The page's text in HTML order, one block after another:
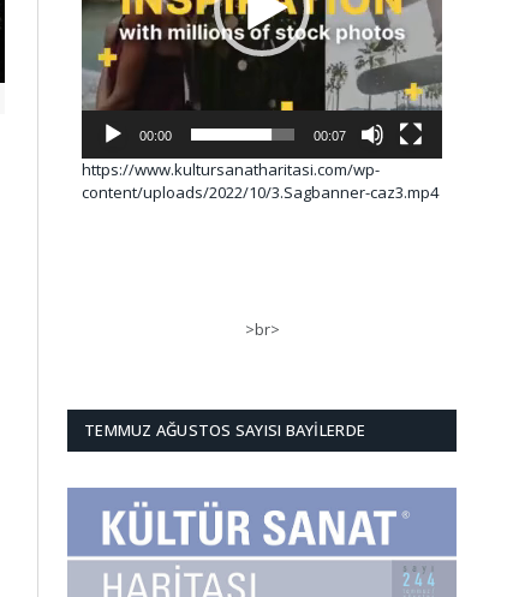
00:00 00:07
https://www.kultursanatharitasi.com/wp-
content/uploads/2022/10/3.Sagbanner-caz3.mp4
>br>
TEMMUZ AĞUSTOS SAYISI BAYILERDE